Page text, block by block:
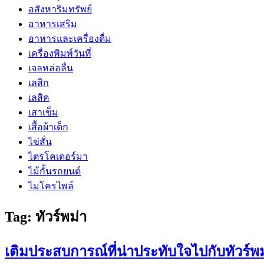
อสังหาริมทรัพย์
อาหารเสริม
อาหารและเครื่องดื่ม
เครื่องพิมพ์วันที่
เจลหล่อลื่น
เลสิก
เลสิค
เสาเข็ม
เสื้อผ้าเด็ก
ไข่สั่น
ไตรโคเดอร์มา
ไม้กั้นรถยนต์
ไมโครไพล์
Tag: ทัวร์พม่า
เติมประสบการณ์ที่น่าประทับใจไปกับทัวร์พ